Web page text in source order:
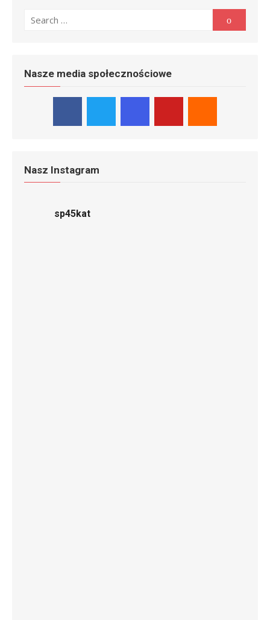
for:
Nasze media społecznościowe
Nasz Instagram
sp45kat